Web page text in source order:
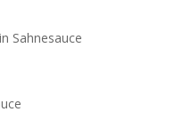
Sahnesauce